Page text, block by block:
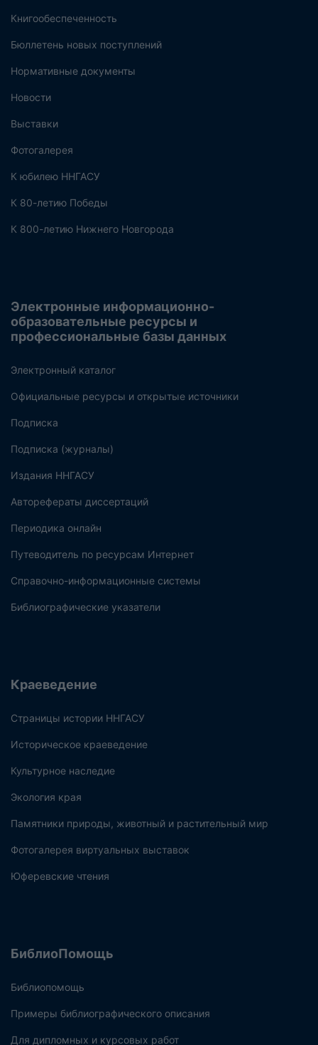
Книгообеспеченность
Бюллетень новых поступлений
Нормативные документы
Новости
Выставки
Фотогалерея
К юбилею ННГАСУ
К 80-летию Победы
К 800-летию Нижнего Новгорода
Электронные информационно-
образовательные ресурсы и
профессиональные базы данных
Электронный каталог
Официальные ресурсы и открытые источники
Подписка
Подписка (журналы)
Издания ННГАСУ
Авторефераты диссертаций
Периодика онлайн
Путеводитель по ресурсам Интернет
Справочно-информационные системы
Библиографические указатели
Краеведение
Страницы истории ННГАСУ
Историческое краеведение
Культурное наследие
Экология края
Памятники природы, животный и растительный мир
Фотогалерея виртуальных выставок
Юферевские чтения
БиблиоПомощь
Библиопомощь
Примеры библиографического описания
Для дипломных и курсовых работ